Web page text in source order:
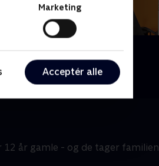
Marketing
Acceptér alle
Shows • 2 sæsoner
år gamle - og de tager familien